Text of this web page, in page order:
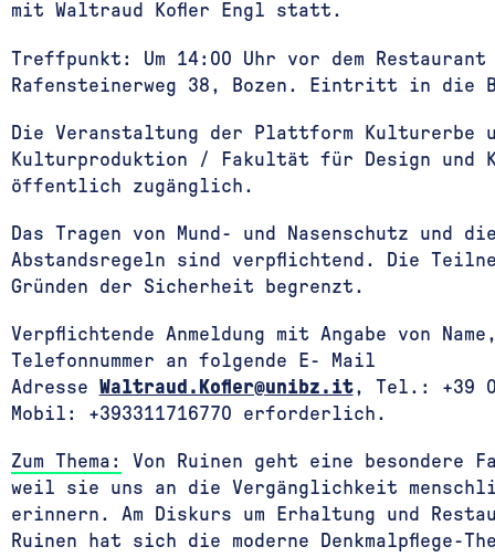
mit Waltraud Kofler Engl statt.
Treffpunkt:
Um 14:00 Uhr vor dem
Rafensteinerweg 38, Bozen. Eintritt in die
Die Veranstaltung der Plattform Kulturerbe
Kulturproduktion / Fakultät für Design und
öffentlich zugänglich.
Das Tragen von Mund- und Nasenschutz und
Abstandsregeln sind verpflichtend. Die
Gründen der Sicherheit begrenzt.
Verpflichtende Anmeldung mit Angabe von
Telefonnummer an folgende E- Mail
Adresse
Waltraud.Kofler@unibz.it, Tel.: +39
Mobil: +393311716770 erforderlich.
Zum Thema:
Von Ruinen geht eine besondere
weil sie uns an die Vergänglichkeit
erinnern. Am Diskurs um Erhaltung und
Ruinen hat sich die moderne Denkmalpflege-